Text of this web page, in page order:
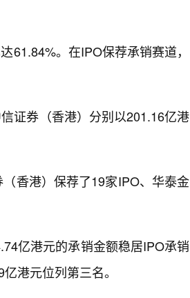
61.84%。在IPO保荐承销赛道，
证券（香港）分别以201.16亿港
香港）保荐了19家IPO、华泰金
亿港元的承销金额稳居IPO承销
港元位列第三名。